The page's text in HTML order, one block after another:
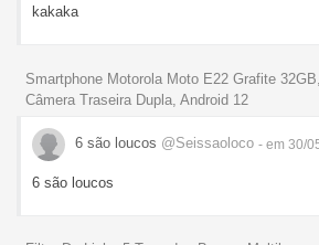
kakaka
Smartphone Motorola Moto E22 Grafite
Câmera Traseira Dupla, Android 12
6 são loucos @Seissaoloco - em 30/
6 são loucos